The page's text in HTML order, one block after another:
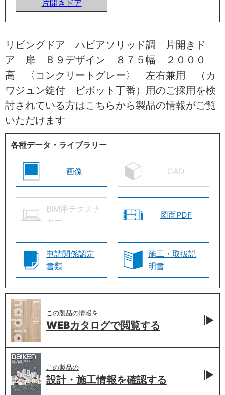
片開きドア
リビングドア ハピアソリッド調 片開きド
ア 扉 Ｂ９デザイン ８７５幅 ２０００
高 〈コンクリートグレー〉 左右兼用 （カ
ワジュン錠付 ピボット丁番）用のご採用を検
討されている方はこちらから製品の情報がご覧
いただけます
各種データ・ライブラリー
画像 CAD
BIM用テクスチ
ャー
図面PDF
申請関係認定
書類
施工・取扱説
明書
この製品の情報を
WEBカタログで閲覧する
この製品の
設計・施工情報を確認する